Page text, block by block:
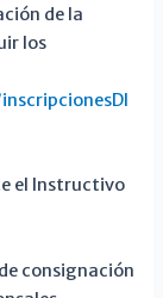
de la
los
el Instructivo
consignación